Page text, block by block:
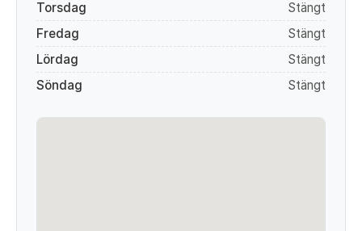
Torsdag
Stängt
Fredag
Stängt
Lördag
Stängt
Söndag
Stängt